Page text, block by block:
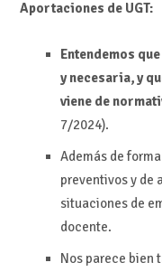
Aportaciones de UGT:
Entendemos
y necesaria, y
viene de
7/2024).
Además de
preventivos y de
situaciones de
docente.
Nos parece bien